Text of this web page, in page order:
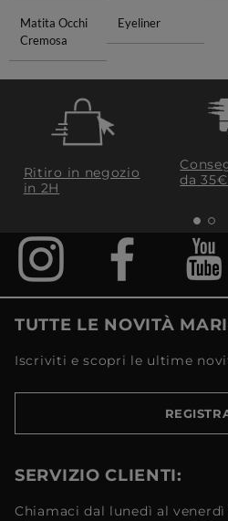
Matita Occhi
Cremosa
Eyeliner
Ritiro in negozio
in 2H
da
TUTTE LE NOVITÀ
Iscriviti e scopri le ultime
SERVIZIO CLIENTI:
Chiamaci dal lunedì al venerdì